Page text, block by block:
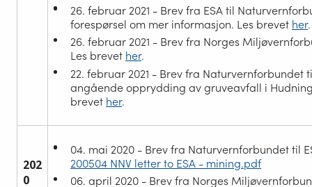
26. februar 2021 - Brev fra ESA til
forespørsel om mer informasjon. Les brevet her.
26. februar 2021 - Brev fra Norges
Les brevet her.
22. februar 2021 - Brev fra Naturvernforbundet
angående opprydding av gruveavfall i
brevet her.
202
0
04. mai 2020 - Brev fra Naturvernforbundet til
200504 NNV letter to ESA - mining.pdf
06. april 2020 - Brev fra Norges